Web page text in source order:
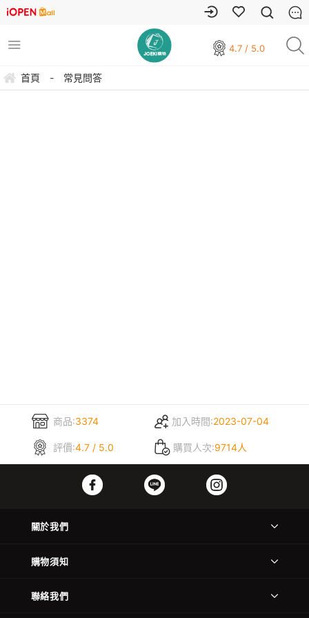
4.7 / 5.0
首頁 - 常見問答
商品:3374 加入時間:2023-07-04
評價:4.7 / 5.0 購買人次:9714人
關於我們
購物須知
聯絡我們